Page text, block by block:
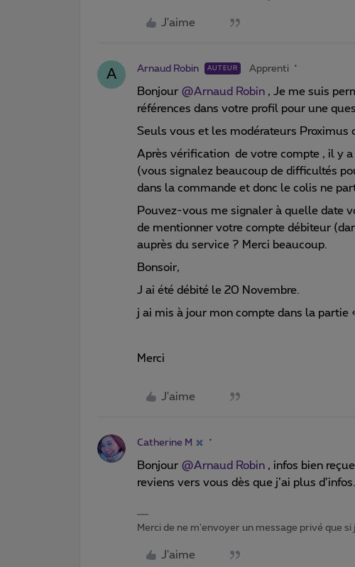
J'aime
A Arnaud Robin AUTEUR Apprenti
Bonjour @Arnaud Robin , Je me suis
références dans votre profil pour une
Seuls vous et les modérateurs Proximus
Après vérification de votre compte , il y
(vous signalez beaucoup de difficultés
dans la commande et donc le colis ne part
Pouvez-vous me signaler à quelle date
de mentionner votre compte débiteur
auprès du service ? Merci beaucoup.
Bonsoir,
J ai été débité le 20 Novembre.
j ai mis à jour mon compte dans la partie
Merci
J'aime
Catherine M
Bonjour @Arnaud Robin , infos bien
reviens vers vous dès que j’ai plus d’infos.
Merci de ne m'envoyer un message privé que si
J'aime